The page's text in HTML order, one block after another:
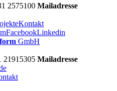
2575100 Mailadresse
Kontakt
FacebookLinkedin
GmbH
21915305 Mailadresse